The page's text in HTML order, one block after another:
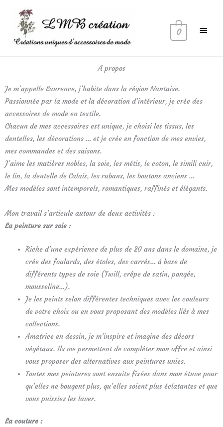
contenu
0
A propos
Je m’appelle Laurence, j’habite dans la région Nantaise.
Passionnée par la mode et la décoration d’intérieur, je crée des
accessoires de mode en textile.
Chacun de mes accessoires est unique, je choisi les tissus, les
dentelles, les décorations … et je crée en fonction de mes envies,
mes commandes et des saisons.
J’aime les matières nobles, la soie, les métis, le coton, le simili cuir,
le lin, la dentelle de Calais, les rubans, les boutons anciens …
Mes modèles sont intemporels, romantiques, raffinés et élégants.
Mon travail s’articule autour de deux activités :
La peinture sur soie :
Riche d’une expérience de plus de 20 ans dans le domaine, je
crée des foulards, des étoles, des carrés… à base de
différents types de soie (Twill, crêpe de satin, pongée,
mousseline…).
Je les peints selon différentes techniques avec les couleurs
de votre choix ou en vous proposant des modèles liés à mes
collections.
Amatrice en dessin, je m’inspire et imagine des décors
végétaux. Ils me permettent de compléter mon offre et ainsi
vous proposer des alternatives aux peintures unies.
Toutes mes peintures sont ensuite fixées dans mon étuve pour
qu’elles ne bougent plus, qu’elles soient plus éclatantes et que
vous puissiez les laver.
La couture :